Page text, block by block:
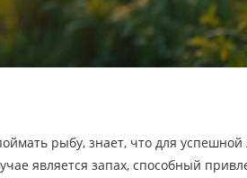
рыбу, знает, что для успешной
является запах, способный